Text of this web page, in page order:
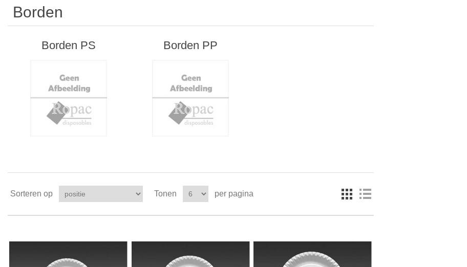
Borden
Borden PS Borden PP
Sorteren op Tonen per pagina